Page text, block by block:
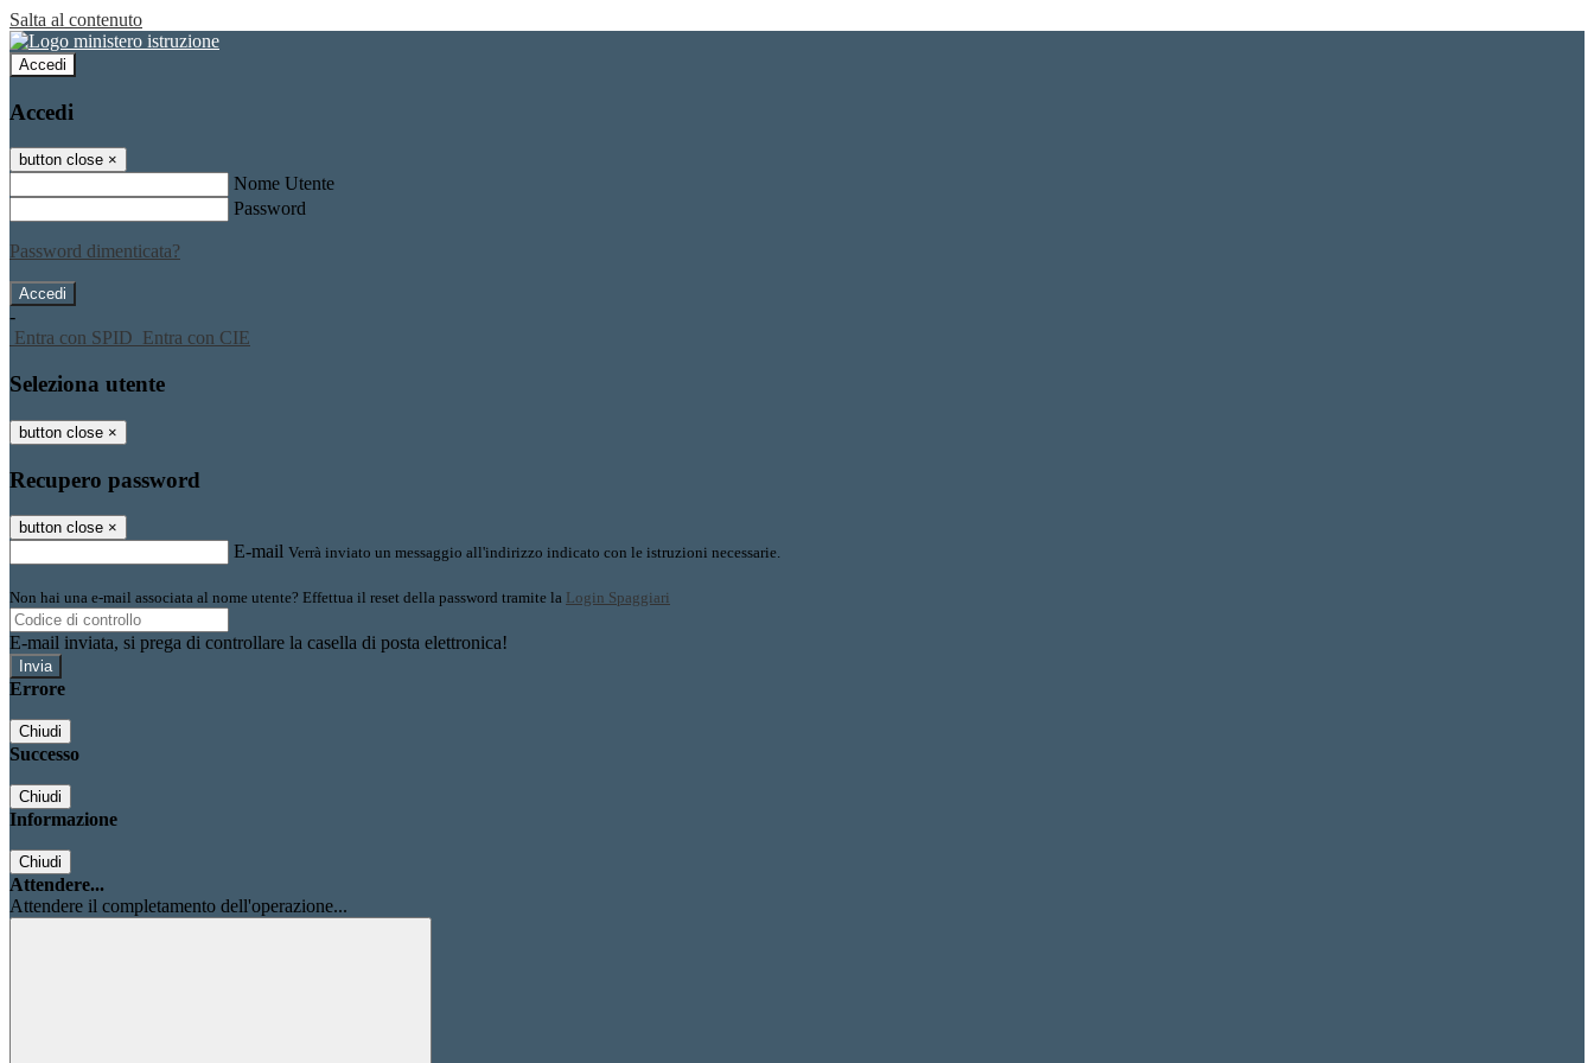
Salta al contenuto
Accedi
Accedi
button close ×
Nome Utente
Password
Password dimenticata?
-
Entra con SPID Entra con CIE
Seleziona utente
button close ×
Recupero password
button close ×
E-mail Verrà inviato un messaggio all'indirizzo indicato con le istruzioni necessarie.
Non hai una e-mail associata al nome utente? Effettua il reset della password tramite la Login Spaggiari
E-mail inviata, si prega di controllare la casella di posta elettronica!
Errore
Chiudi
Successo
Chiudi
Informazione
Chiudi
Attendere...
Attendere il completamento dell'operazione...